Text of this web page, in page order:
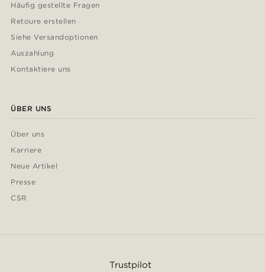
Häufig gestellte Fragen
Retoure erstellen
Siehe Versandoptionen
Auszahlung
Kontaktiere uns
ÜBER UNS
Über uns
Karriere
Neue Artikel
Presse
CSR
Trustpilot